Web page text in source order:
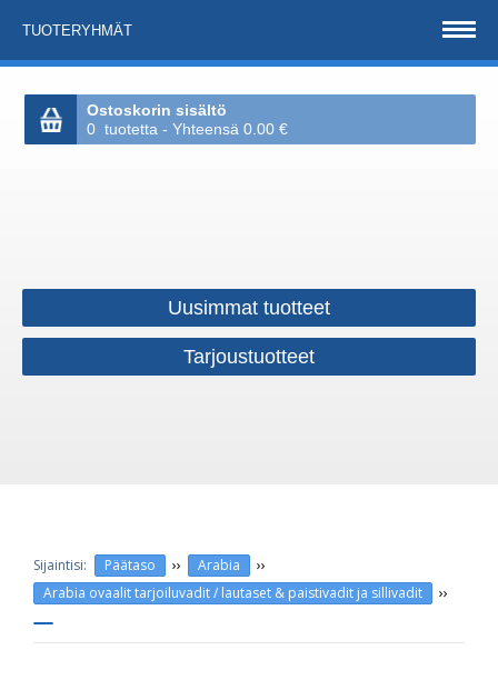
TUOTERYHMÄT
Ostoskorin sisältö
0 tuotetta - Yhteensä 0.00 €
Uusimmat tuotteet
Tarjoustuotteet
Päätaso ›› Arabia ››
Arabia ovaalit tarjoiluvadit / lautaset & paistivadit ja sillivadit ››